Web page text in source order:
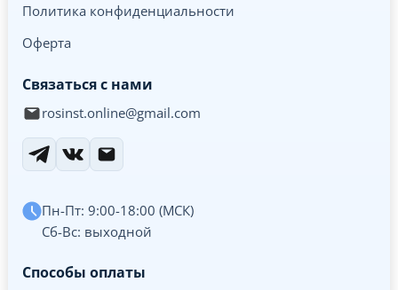
Политика конфиденциальности
Оферта
Связаться с нами
rosinst.online@gmail.com
Пн-Пт: 9:00-18:00 (МСК)
Сб-Вс: выходной
Способы оплаты